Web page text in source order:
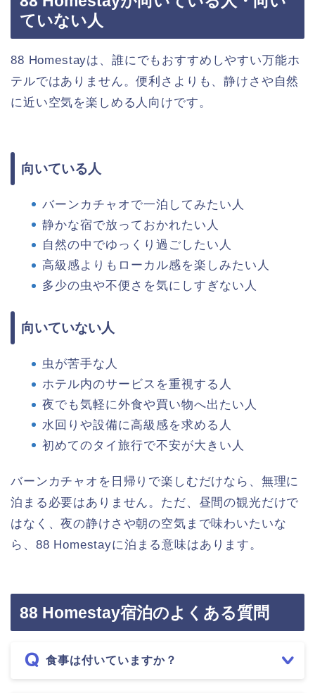
ていない人
88 Homestayは、誰にでもおすすめしやすい万能ホ
テルではありません。便利さよりも、静けさや自然
に近い空気を楽しめる人向けです。
向いている人
バーンカチャオで一泊してみたい人
静かな宿で放っておかれたい人
自然の中でゆっくり過ごしたい人
高級感よりもローカル感を楽しみたい人
多少の虫や不便さを気にしすぎない人
向いていない人
虫が苦手な人
ホテル内のサービスを重視する人
夜でも気軽に外食や買い物へ出たい人
水回りや設備に高級感を求める人
初めてのタイ旅行で不安が大きい人
バーンカチャオを日帰りで楽しむだけなら、無理に
泊まる必要はありません。ただ、昼間の観光だけで
はなく、夜の静けさや朝の空気まで味わいたいな
ら、88 Homestayに泊まる意味はあります。
88 Homestay宿泊のよくある質問
食事は付いていますか？